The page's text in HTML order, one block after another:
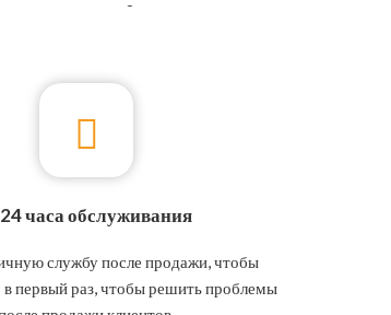
в течение 3 рабочих дней
часа обслуживания
службу после продажи, чтобы
в первый раз, чтобы решить проблемы